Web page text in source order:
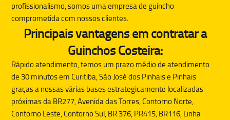
profissionalismo, somos uma empresa de guincho
comprometida com nossos clientes.
Principais vantagens em contratar a
Guinchos Costeira:
Rápido atendimento, temos um prazo médio de atendimento
de 30 minutos em Curitiba, São José dos Pinhais e Pinhais
graças a nossas várias bases estrategicamente localizadas
próximas da BR277, Avenida das Torres, Contorno Norte,
Contorno Leste, Contorno Sul, BR 376, PR415, BR116, Linha